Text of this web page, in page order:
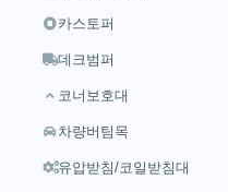
카스토퍼
데크범퍼
코너보호대
차량버팀목
유압받침/코일받침대